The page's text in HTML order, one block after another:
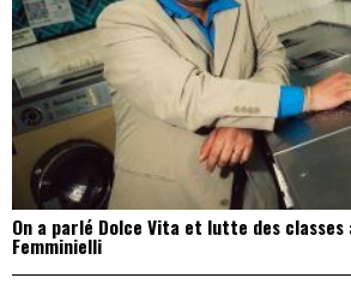
On a parlé Dolce Vita et lutte des classes
Femminielli